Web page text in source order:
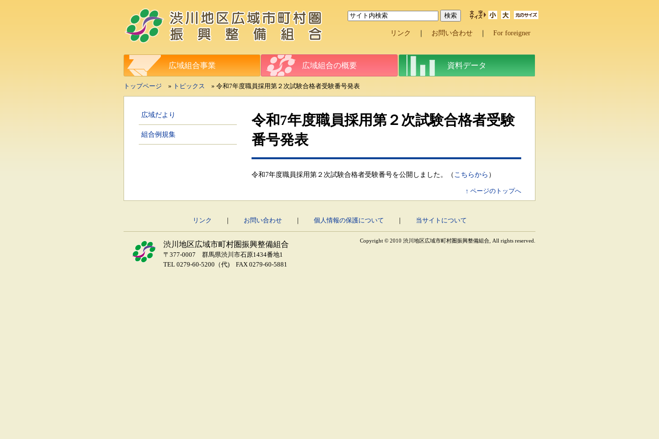
リンク ｜ お問い合わせ ｜ For foreigner
広域組合事業 広域組合の概要 資料データ
トップページ » トピックス » 令和7年度職員採用第２次試験合格者受験番号発表
広域だより
組合例規集
令和7年度職員採用第２次試験合格者受験
番号発表
令和7年度職員採用第２次試験合格者受験番号を公開しました。（ こちらから ）
↑ ページのトップへ
リンク ｜ お問い合わせ｜ 個人情報の保護について ｜ 当サイトについて
渋川地区広域市町村圏振興整備組合
〒377-0007 群馬県渋川市石原1434番地1
TEL 0279-60-5200（代) FAX 0279-60-5881
Copyright © 2010 渋川地区広域市町村圏振興整備組合, All rights reserved.